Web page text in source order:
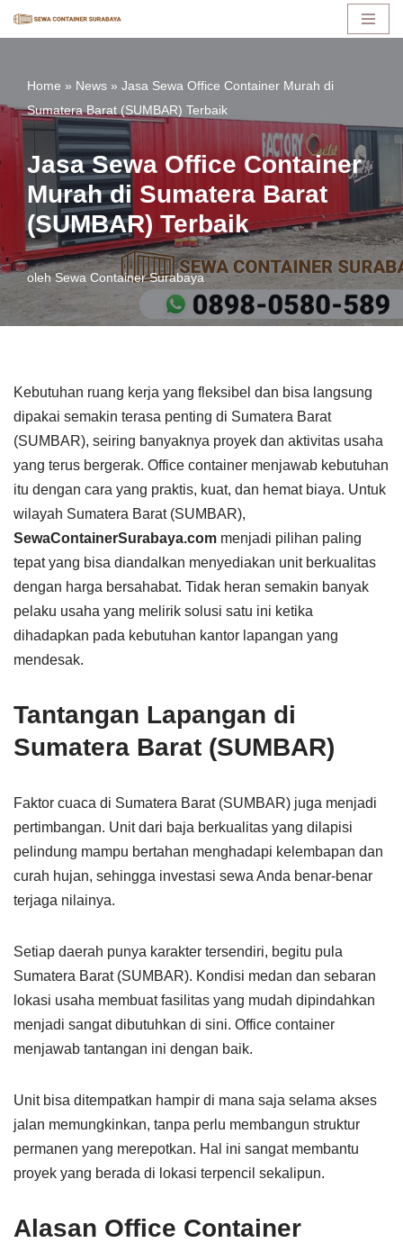
Home » News » Jasa Sewa Office Container Murah di
Sumatera Barat (SUMBAR) Terbaik
Jasa Sewa Office Container
Murah di Sumatera Barat
(SUMBAR) Terbaik
olehSewa Container Surabaya
Kebutuhan ruang kerja yang fleksibel dan bisa langsung
dipakai semakin terasa penting di Sumatera Barat
(SUMBAR), seiring banyaknya proyek dan aktivitas usaha
yang terus bergerak. Office container menjawab kebutuhan
itu dengan cara yang praktis, kuat, dan hemat biaya. Untuk
wilayah Sumatera Barat (SUMBAR),
SewaContainerSurabaya.com menjadi pilihan paling
tepat yang bisa diandalkan menyediakan unit berkualitas
dengan harga bersahabat. Tidak heran semakin banyak
pelaku usaha yang melirik solusi satu ini ketika
dihadapkan pada kebutuhan kantor lapangan yang
mendesak.
Tantangan Lapangan di
Sumatera Barat (SUMBAR)
Faktor cuaca di Sumatera Barat (SUMBAR) juga menjadi
pertimbangan. Unit dari baja berkualitas yang dilapisi
pelindung mampu bertahan menghadapi kelembapan dan
curah hujan, sehingga investasi sewa Anda benar-benar
terjaga nilainya.
Setiap daerah punya karakter tersendiri, begitu pula
Sumatera Barat (SUMBAR). Kondisi medan dan sebaran
lokasi usaha membuat fasilitas yang mudah dipindahkan
menjadi sangat dibutuhkan di sini. Office container
menjawab tantangan ini dengan baik.
Unit bisa ditempatkan hampir di mana saja selama akses
jalan memungkinkan, tanpa perlu membangun struktur
permanen yang merepotkan. Hal ini sangat membantu
proyek yang berada di lokasi terpencil sekalipun.
Alasan Office Container